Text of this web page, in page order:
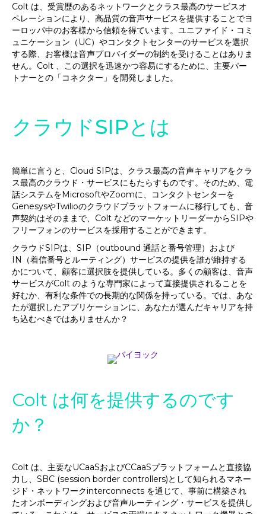
Colt は、受賞歴のあるネットワークとクラス最高のサービスオ
ペレーションにより、高品質の音声サービスを提供することでヨ
ーロッパ中のお客様から信頼を得ています。ユニファイド・コミ
ュニケーション（UC）やコンタクトセンターのサービスを選択
する際、お客様は音声プロバイダーの制約を受けることはありま
せん。Colt 、この選択を迅速かつ容易にするために、主要パー
トナーとの「コネクター」を開発しました。
クラウドSIPとは
簡単に言うと、Cloud SIPは、クラス最高の音声キャリアをクラ
ス最高のクラウド・サービスにもたらすものです。そのため、電
話システムをMicrosoftやZoomに、コンタクトセンターを
GenesysやTwilioのクラウドプラットフォームに移行しても、音
声契約はそのままで、Colt などのマーケットリーダーからSIPや
フリーフォンのサービスを採用することができます。
クラウドSIPは、SIP（outbound 通話と番号管理）および
IN（着信番号とルーティング）サービスの提供を誰が維持する
かについて、顧客に選択肢を提供している。多くの顧客は、音声
サービスがColt のような専門家によって直接提供されることを
好むか、有利な条件での長期的な関係を持っている。では、あな
たが選択したアプリケーションに、あなたが選んだキャリアを持
ち込むべきではありませんか？
Colt は何を提供するのです
か？
Colt は、主要なUCaaSおよびCCaaSプラットフォームと直接協
力し、SBC (session border controllers)として知られるマネー
ジド・ネットワークinterconnects を通じて、事前に構築され
たオンボーディングおよび音声ルーティング・サービスを提供し